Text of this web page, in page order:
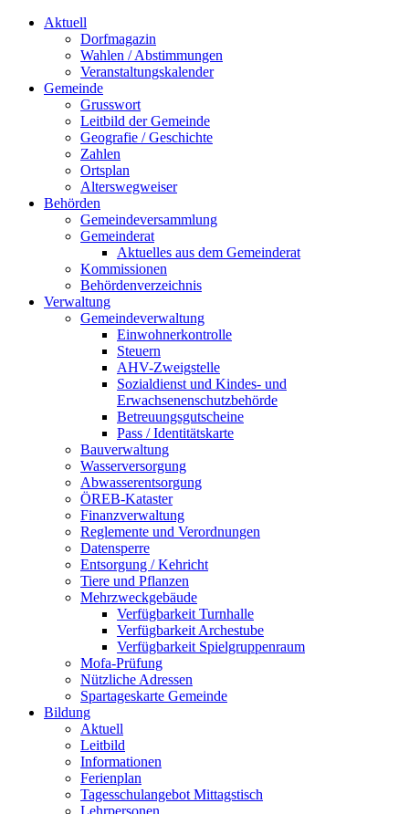
Aktuell
Dorfmagazin
Wahlen / Abstimmungen
Veranstaltungskalender
Gemeinde
Grusswort
Leitbild der Gemeinde
Geografie / Geschichte
Zahlen
Ortsplan
Alterswegweiser
Behörden
Gemeindeversammlung
Gemeinderat
Aktuelles aus dem Gemeinderat
Kommissionen
Behördenverzeichnis
Verwaltung
Gemeindeverwaltung
Einwohnerkontrolle
Steuern
AHV-Zweigstelle
Sozialdienst und Kindes- und
Erwachsenenschutzbehörde
Betreuungsgutscheine
Pass / Identitätskarte
Bauverwaltung
Wasserversorgung
Abwasserentsorgung
ÖREB-Kataster
Finanzverwaltung
Reglemente und Verordnungen
Datensperre
Entsorgung / Kehricht
Tiere und Pflanzen
Mehrzweckgebäude
Verfügbarkeit Turnhalle
Verfügbarkeit Archestube
Verfügbarkeit Spielgruppenraum
Mofa-Prüfung
Nützliche Adressen
Spartageskarte Gemeinde
Bildung
Aktuell
Leitbild
Informationen
Ferienplan
Tagesschulangebot Mittagstisch
Lehrpersonen